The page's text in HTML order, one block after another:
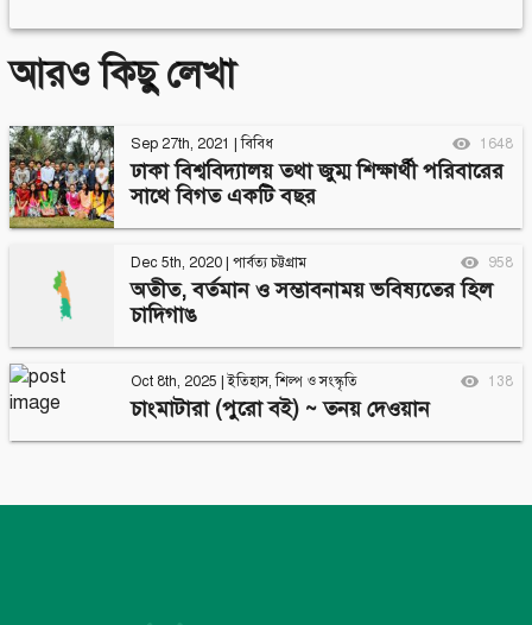
Instagram
আরও কিছু লেখা
Sep 27th, 2021 |বিবিধ 1648
ঢাকা বিশ্ববিদ্যালয় তথা জুম্ম শিক্ষার্থী পরিবারের
সাথে বিগত একটি বছর
Dec 5th, 2020 | পার্বত্য চট্টগ্রাম 958
অতীত, বর্তমান ও সম্ভাবনাময় ভবিষ্যতের হিল
চাদিগাঙ
Oct 8th, 2025 |ইতিহাস,শিল্প ও সংস্কৃতি 138
চাংমাটারা (পুরো বই) ~ তনয় দেওয়ান